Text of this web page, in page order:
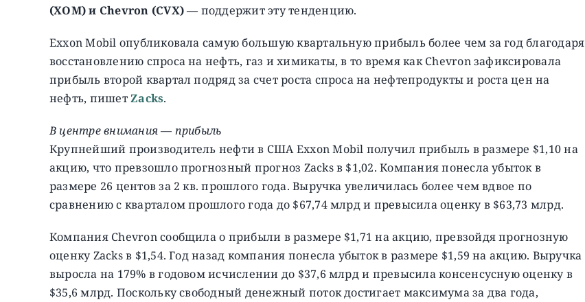
(XOM) и Chevron (CVX)— поддержит эту тенденцию.
Exxon Mobil опубликовала самую большую квартальную прибыль более чем за год благодаря
восстановлению спроса на нефть, газ и химикаты, в то время как Chevron зафиксировала
прибыль второй квартал подряд за счет роста спроса на нефтепродукты и роста цен на
нефть, пишетZacks.
В центре внимания — прибыль
Крупнейший производитель нефти в США Exxon Mobil получил прибыль в размере $1,10 на
акцию, что превзошло прогнозный прогноз Zacks в $1,02. Компания понесла убыток в
размере 26 центов за 2 кв. прошлого года. Выручка увеличилась более чем вдвое по
сравнению с кварталом прошлого года до $67,74 млрд и превысила оценку в $63,73 млрд.
Компания Chevron сообщила о прибыли в размере $1,71 на акцию, превзойдя прогнозную
оценку Zacks в $1,54. Год назад компания понесла убыток в размере $1,59 на акцию. Выручка
выросла на 179% в годовом исчислении до $37,6 млрд и превысила консенсусную оценку в
$35,6 млрд. Поскольку свободный денежный поток достигает максимума за два года,